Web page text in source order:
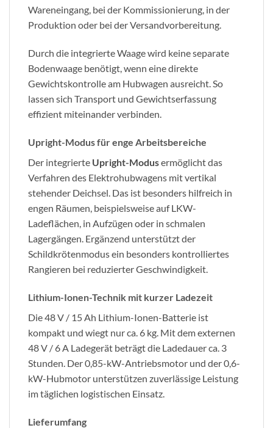
Wareneingang, bei der Kommissionierung, in der
Produktion oder bei der Versandvorbereitung.
Durch die integrierte Waage wird keine separate
Bodenwaage benötigt, wenn eine direkte
Gewichtskontrolle am Hubwagen ausreicht. So
lassen sich Transport und Gewichtserfassung
effizient miteinander verbinden.
Upright-Modus für enge Arbeitsbereiche
Der integrierte Upright-Modusermöglicht das
Verfahren des Elektrohubwagens mit vertikal
stehender Deichsel. Das ist besonders hilfreich in
engen Räumen, beispielsweise auf LKW-
Ladeflächen, in Aufzügen oder in schmalen
Lagergängen. Ergänzend unterstützt der
Schildkrötenmodus ein besonders kontrolliertes
Rangieren bei reduzierter Geschwindigkeit.
Lithium-Ionen-Technik mit kurzer Ladezeit
Die 48 V / 15 Ah Lithium-Ionen-Batterie ist
kompakt und wiegt nur ca. 6 kg. Mit dem externen
48 V / 6 A Ladegerät beträgt die Ladedauer ca. 3
Stunden. Der 0,85-kW-Antriebsmotor und der 0,6-
kW-Hubmotor unterstützen zuverlässige Leistung
im täglichen logistischen Einsatz.
Lieferumfang